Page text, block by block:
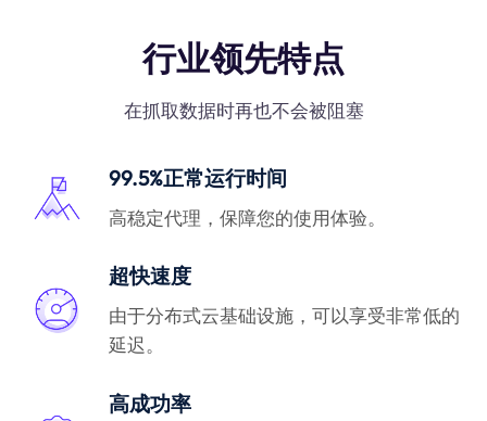
行业领先特点
在抓取数据时再也不会被阻塞
99.5%正常运行时间
高稳定代理，保障您的使用体验。
超快速度
由于分布式云基础设施，可以享受非常低的
延迟。
高成功率